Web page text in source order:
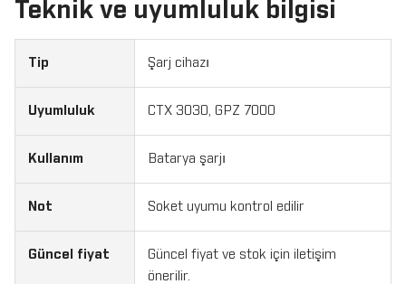
Teknik ve uyumluluk bilgisi
Tip Şarj cihazı
Uyumluluk CTX 3030, GPZ 7000
Kullanım Batarya şarjı
Not Soket uyumu kontrol edilir
Güncel fiyat
Güncel fiyat ve stok için iletişim
önerilir.